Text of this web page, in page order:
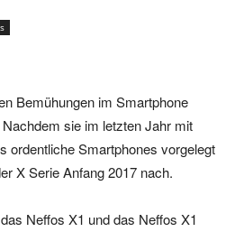
Bemühungen im Smartphone
sie im letzten Jahr mit
ordentliche Smartphones vorgelegt
X Serie Anfang 2017 nach.
Neffos X1 und das Neffos X1